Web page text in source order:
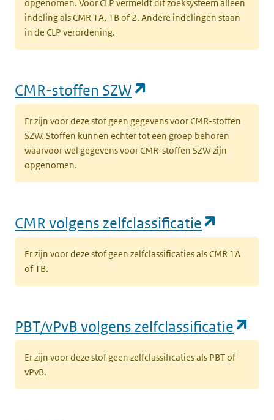
opgenomen. Voor CLP vermeldt dit zoeksysteem alleen
indeling als CMR 1A, 1B of 2. Andere indelingen staan
in de CLP verordening.
CMR-stoffen SZW
Er zijn voor deze stof geen gegevens voor CMR-stoffen
SZW. Stoffen kunnen echter tot een groep behoren
waarvoor wel gegevens voor CMR-stoffen SZW zijn
opgenomen.
CMR volgens zelfclassificatie
Er zijn voor deze stof geen zelfclassificaties als CMR 1A
of 1B.
PBT/vPvB volgens zelfclassificatie
Er zijn voor deze stof geen zelfclassificaties als PBT of
vPvB.